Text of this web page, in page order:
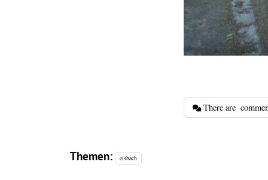
There are
Themen: eisbach